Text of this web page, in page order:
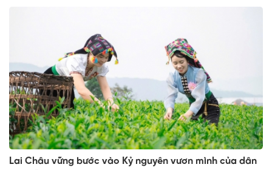
Lai Châu vững bước vào Kỷ nguyên vươn mình của dân